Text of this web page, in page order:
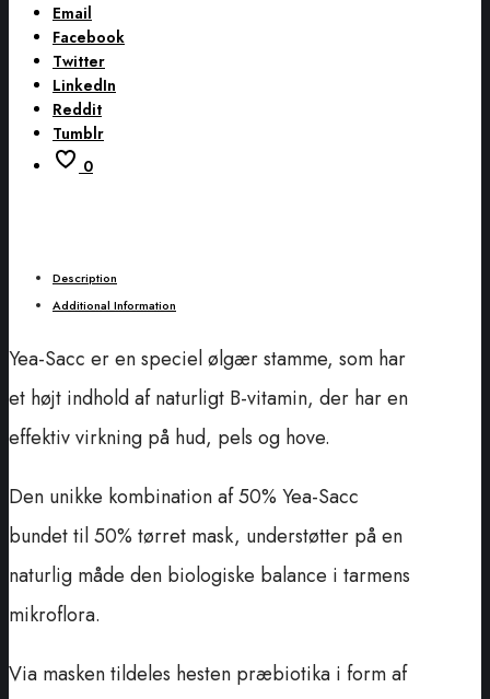
Email
Facebook
Twitter
LinkedIn
Reddit
Tumblr
0
Description
Additional Information
Yea-Sacc er en speciel ølgær stamme, som har
et højt indhold af naturligt B-vitamin, der har en
effektiv virkning på hud, pels og hove.
Den unikke kombination af 50% Yea-Sacc
bundet til 50% tørret mask, understøtter på en
naturlig måde den biologiske balance i tarmens
mikroflora.
Via masken tildeles hesten præbiotika i form af